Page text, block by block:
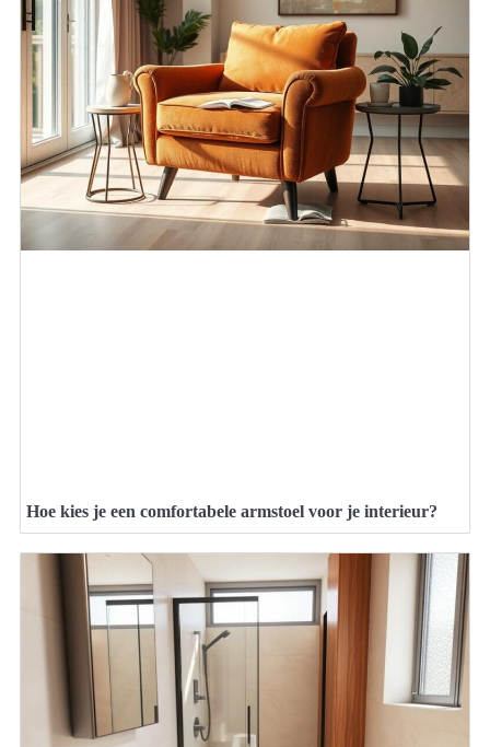
Hoe kies je een comfortabele armstoel voor je interieur?